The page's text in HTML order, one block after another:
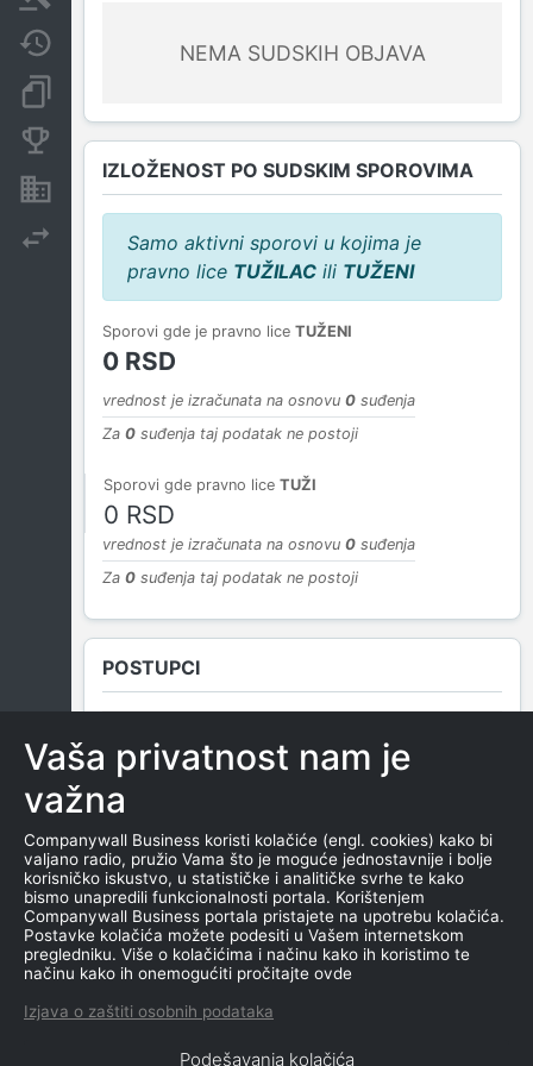
Javne nabavke
Konkurentske kompanije
NEMA SUDSKIH OBJAVA
IZLOŽENOST PO SUDSKIM SPOROVIMA
Samo aktivni sporovi u kojima je
pravno lice TUŽILAC ili TUŽENI
Sporovi gde je pravno lice TUŽENI
0 RSD
vrednost je izračunata na osnovu 0 suđenja
Za 0 suđenja taj podatak ne postoji
Sporovi gde pravno lice TUŽI
0 RSD
vrednost je izračunata na osnovu 0 suđenja
Za 0 suđenja taj podatak ne postoji
POSTUPCI
NEMA SUDSKIH OBJAVA
ROČIŠTA
NEMA SUDSKIH OBJAVA
Vaša privatnost nam je
važna
Companywall Business koristi kolačiće (engl. cookies) kako bi
valjano radio, pružio Vama što je moguće jednostavnije i bolje
korisničko iskustvo, u statističke i analitičke svrhe te kako
bismo unapredili funkcionalnosti portala. Korištenjem
Companywall Business portala pristajete na upotrebu kolačića.
Postavke kolačića možete podesiti u Vašem internetskom
pregledniku. Više o kolačićima i načinu kako ih koristimo te
načinu kako ih onemogućiti pročitajte ovde
Izjava o zaštiti osobnih podataka
Podešavanja kolačića